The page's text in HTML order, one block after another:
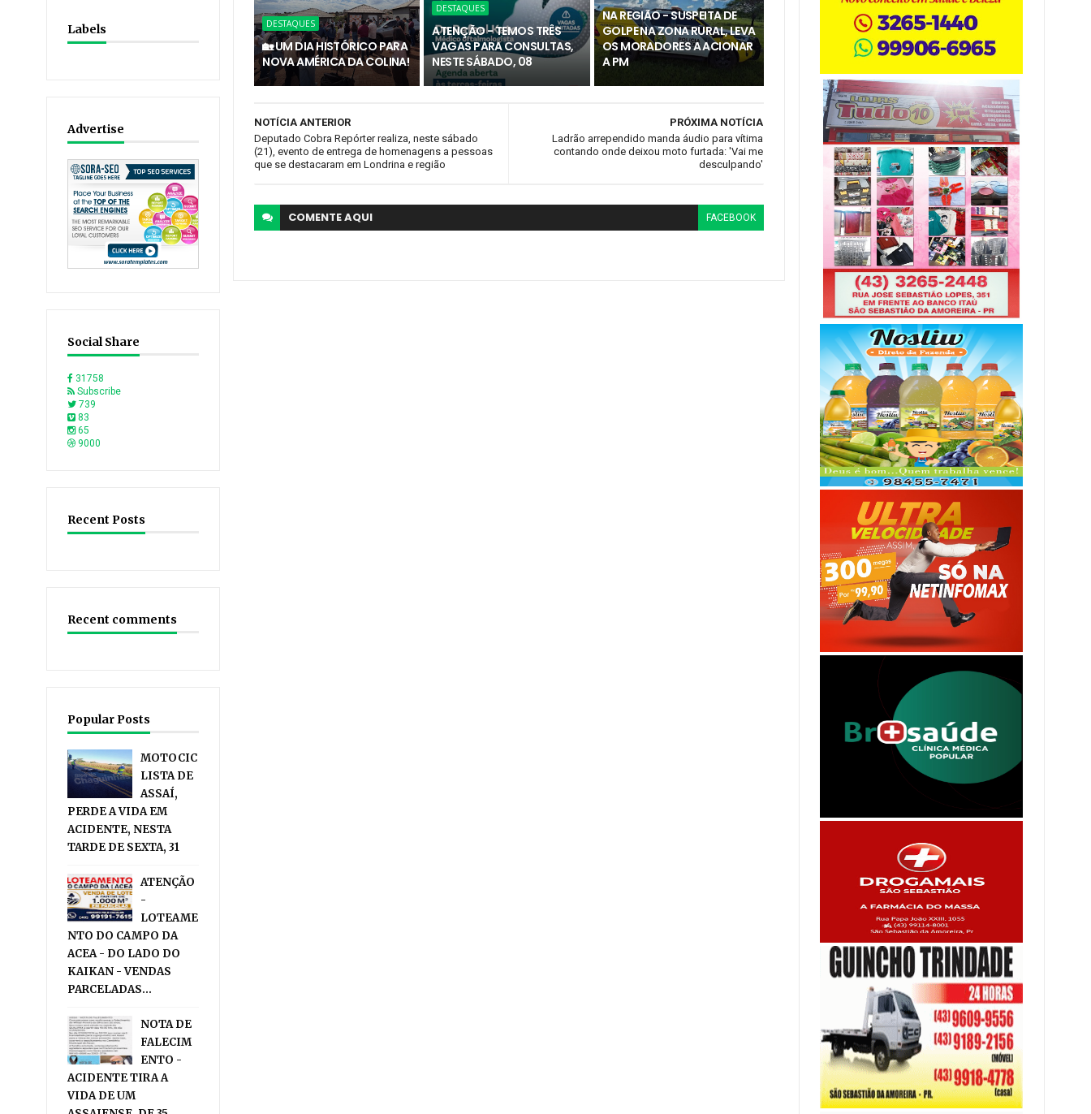
Labels
Advertise
Social Share
31758
Subscribe
739
83
65
9000
Recent Posts
Recent comments
Popular Posts
MOTOCIC
LISTA DE
ASSAÍ,
PERDE A VIDA EM
ACIDENTE, NESTA
TARDE DE SEXTA, 31
ATENÇÃO
-
LOTEAME
NTO DO CAMPO DA
ACEA - DO LADO DO
KAIKAN - VENDAS
PARCELADAS...
NOTA DE
FALECIM
ENTO -
ACIDENTE TIRA A
VIDA DE UM
DESTAQUES
🏡 UM DIA HISTÓRICO PARA
NOVA AMÉRICA DA COLINA!
DESTAQUES
ATENÇÃO - TEMOS TRÊS
VAGAS PARA CONSULTAS,
NESTE SÁBADO, 08
NA REGIÃO - SUSPEITA DE
GOLPE NA ZONA RURAL, LEVA
OS MORADORES A ACIONAR
A PM
PRÓXIMA NOTÍCIA
Ladrão arrependido manda áudio para vítima
contando onde deixou moto furtada: 'Vai me
desculpando'
NOTÍCIA ANTERIOR
Deputado Cobra Repórter realiza, neste sábado
(21), evento de entrega de homenagens a pessoas
que se destacaram em Londrina e região
COMENTEAQUI FACEBOOK